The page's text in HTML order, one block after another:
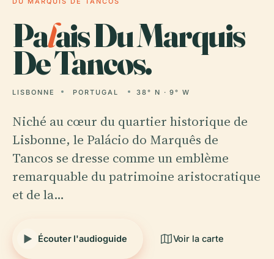
Palais Du Marquis
De Tancos.
LISBONNE PORTUGAL 38° N · 9° W
Niché au cœur du quartier historique de
Lisbonne, le Palácio do Marquês de
Tancos se dresse comme un emblème
remarquable du patrimoine aristocratique
et de la…
Écouter l'audioguide Voir la carte